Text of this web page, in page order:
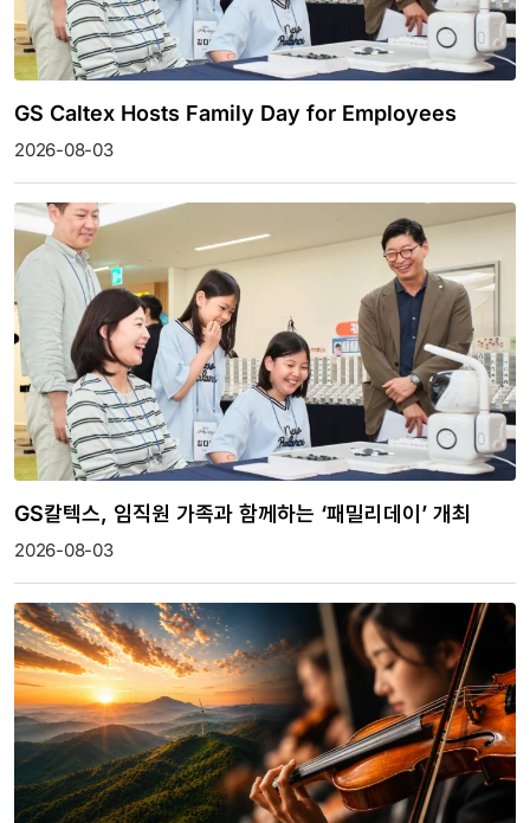
GS Caltex Hosts Family Day for Employees
2026-08-03
GS칼텍스, 임직원 가족과 함께하는 ‘패밀리데이’ 개최
2026-08-03